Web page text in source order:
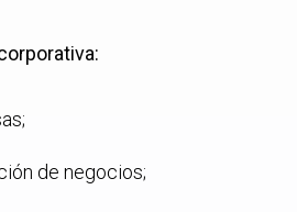
de negocios;